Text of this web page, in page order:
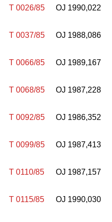
T 0026/85 OJ 1990,022
T 0037/85 OJ 1988,086
T 0066/85 OJ 1989,167
T 0068/85 OJ 1987,228
T 0092/85 OJ 1986,352
T 0099/85 OJ 1987,413
T 0110/85 OJ 1987,157
T 0115/85 OJ 1990,030